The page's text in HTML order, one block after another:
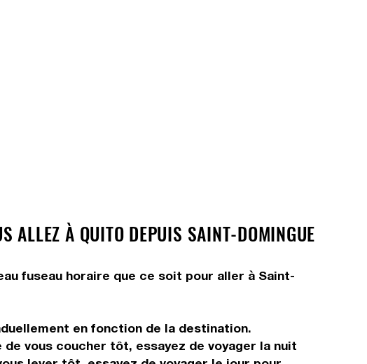
ALLEZ À QUITO DEPUIS SAINT-DOMINGUE
fuseau horaire que ce soit pour aller à Saint-
en fonction de la destination.
vous coucher tôt, essayez de voyager la nuit